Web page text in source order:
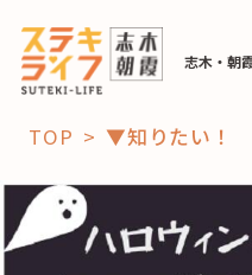
志木・朝
「コト」
子育て
TOP ▼知りたい！